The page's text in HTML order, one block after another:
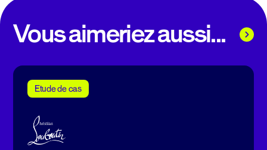
Vous aimeriez aussi...
Etude de cas